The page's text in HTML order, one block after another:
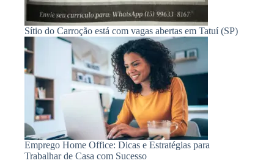
Sítio do Carroção está com vagas abertas em Tatuí (SP)
Emprego Home Office: Dicas e Estratégias para
Trabalhar de Casa com Sucesso